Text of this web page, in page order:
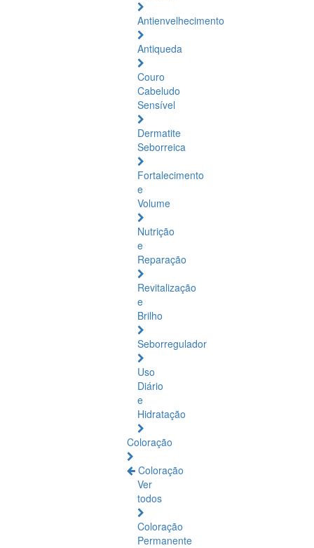
Antienvelhecimento
Antiqueda
Couro
Cabeludo
Sensível
Dermatite
Seborreica
Fortalecimento
e
Volume
Nutrição
e
Reparação
Revitalização
e
Brilho
Seborregulador
Uso
Diário
e
Hidratação
Coloração
Coloração
Ver
todos
Coloração
Permanente